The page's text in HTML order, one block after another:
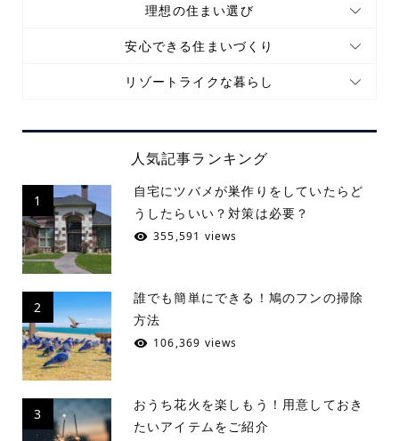
理想の住まい選び
安心できる住まいづくり
リゾートライクな暮らし
人気記事ランキング
1
自宅にツバメが巣作りをしていたらど
うしたらいい？対策は必要？
355,591 views
2
誰でも簡単にできる！鳩のフンの掃除
方法
106,369 views
3
おうち花火を楽しもう！用意しておき
たいアイテムをご紹介